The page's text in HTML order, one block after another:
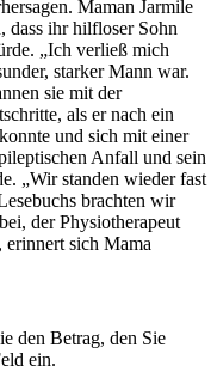
Maman Jarmile
dass ihr hilfloser Sohn
„Ich verließ mich
starker Mann war.
sie mit der
als er nach ein
und sich mit einer
Anfall und sein
„Wir standen wieder fast
brachten wir
der Physiotherapeut
erinnert sich Mama
den Betrag, den Sie
ein.